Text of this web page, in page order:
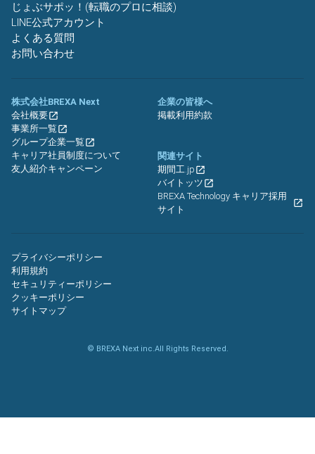
じょぶサポッ！(転職のプロに相談)
LINE公式アカウント
よくある質問
お問い合わせ
株式会社BREXA Next
会社概要
事業所一覧
グループ企業一覧
キャリア社員制度について
友人紹介キャンペーン
企業の皆様へ
掲載利用約款
関連サイト
期間工.jp
バイトッツ
BREXA Technology キャリア採用
サイト
プライバシーポリシー
利用規約
セキュリティーポリシー
クッキーポリシー
サイトマップ
© BREXA Next inc.All Rights Reserved.